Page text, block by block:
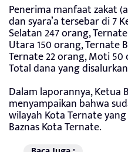
Penerima manfaat zakat
dan syara’a tersebar di 7
Selatan 247 orang,
Utara 150 orang, Ternate
Ternate 22 orang, Moti
Total dana yang
Dalam laporannya, Ketua
menyampaikan bahwa
wilayah Kota Ternate
Baznas Kota Ternate.